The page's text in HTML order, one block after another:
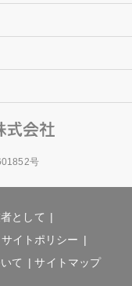
号
として
サイトポリシー
て
サイトマップ